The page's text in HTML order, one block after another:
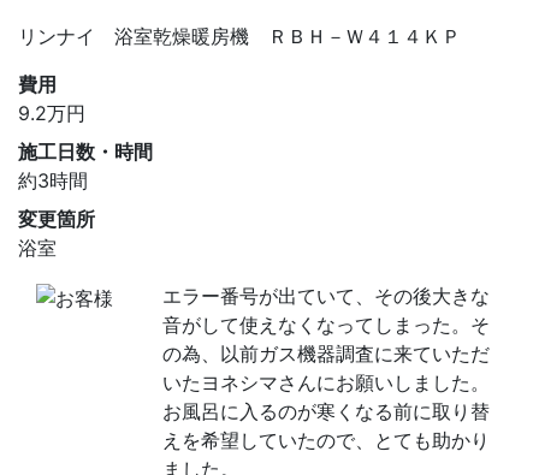
リンナイ 浴室乾燥暖房機 ＲＢＨ－Ｗ４１４ＫＰ
費用
9.2万円
施工日数・時間
約3時間
変更箇所
浴室
エラー番号が出ていて、その後大きな
音がして使えなくなってしまった。そ
の為、以前ガス機器調査に来ていただ
いたヨネシマさんにお願いしました。
お風呂に入るのが寒くなる前に取り替
えを希望していたので、とても助かり
ました。